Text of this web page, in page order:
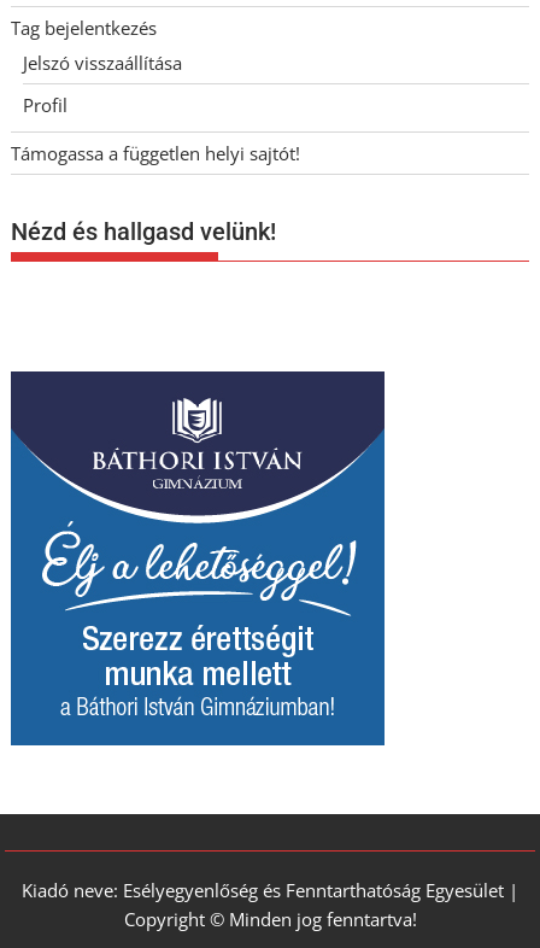
Tag bejelentkezés
Jelszó visszaállítása
Profil
Támogassa a független helyi sajtót!
Nézd és hallgasd velünk!
Kiadó neve: Esélyegyenlőség és Fenntarthatóság Egyesület |
Copyright © Minden jog fenntartva!